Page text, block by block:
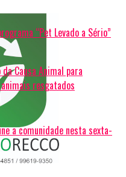
“Pet Levado a Sério”
Causa Animal para
resgatados
a comunidade nesta sexta-